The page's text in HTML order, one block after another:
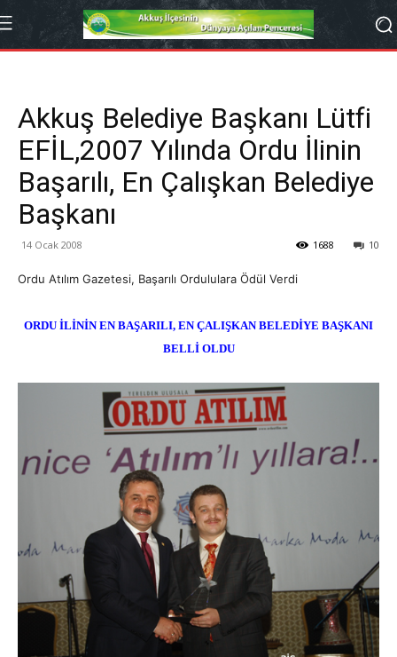
Akkuş Belediye Başkanı Lütfi
EFİL,2007 Yılında Ordu İlinin
Başarılı, En Çalışkan Belediye
Başkanı
14 Ocak 2008 10
1688
Ordu Atılım Gazetesi, Başarılı Ordululara Ödül Verdi
ORDU İLİNİN EN BAŞARILI, EN ÇALIŞKAN BELEDİYE BAŞKANI
BELLİ OLDU